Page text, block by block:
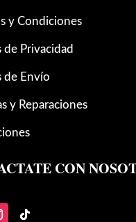
y Condiciones
de Privacidad
de Envío
y Reparaciones
CON